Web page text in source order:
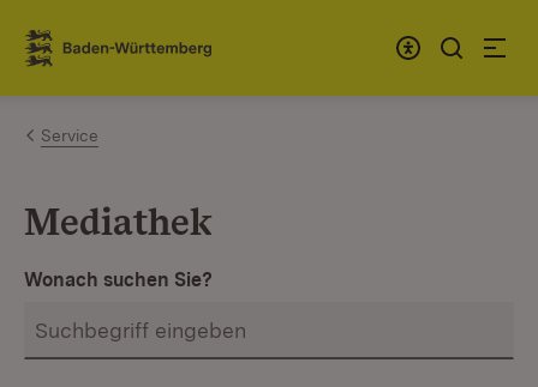
Zum Inhalt springen
Link zur Startseite
Service
Mediathek
Wonach suchen Sie?